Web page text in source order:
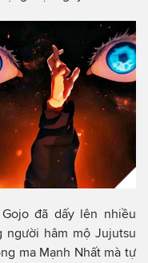
đã dấy lên nhiều
người hâm mộ Jujutsu
ma Mạnh Nhất mà tự